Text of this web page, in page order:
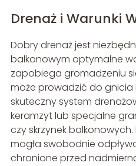
Drenaż i Warunki
Dobry drenaż jest
balkonowym optymalne
zapobiega gromadzeniu
może prowadzić do gnicia
skuteczny system
keramzyt lub specjalne
czy skrzynek
mogła swobodnie
chronione przed